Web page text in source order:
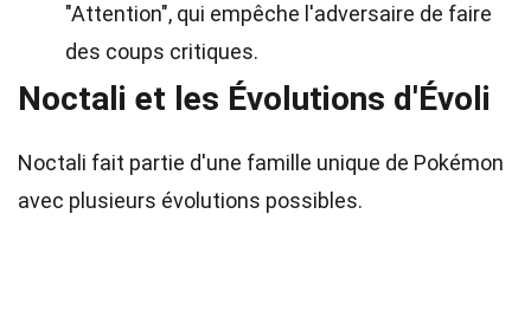
"Attention", qui empêche l'adversaire de faire
des coups critiques.
Noctali et les Évolutions d'Évoli
Noctali fait partie d'une famille unique de Pokémon
avec plusieurs évolutions possibles.